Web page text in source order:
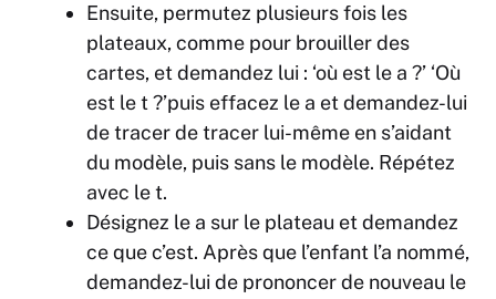
Ensuite, permutez plusieurs fois les
plateaux, comme pour brouiller des
cartes, et demandez lui : ‘où est le a ?’ ‘Où
est let?’puis effacez le a et demandez-lui
de tracer de tracer lui-même en s’aidant
du modèle, puis sans le modèle. Répétez
avec le t.
Désignez le a sur le plateau et demandez
ce que c’est. Après que l’enfant l’a nommé,
demandez-lui de prononcer de nouveau le